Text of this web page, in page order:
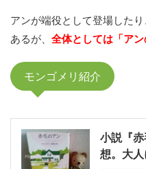
アンが端役として登場した
あるが、 全体としては「アン
モンゴメリ紹介
小説『
想。大